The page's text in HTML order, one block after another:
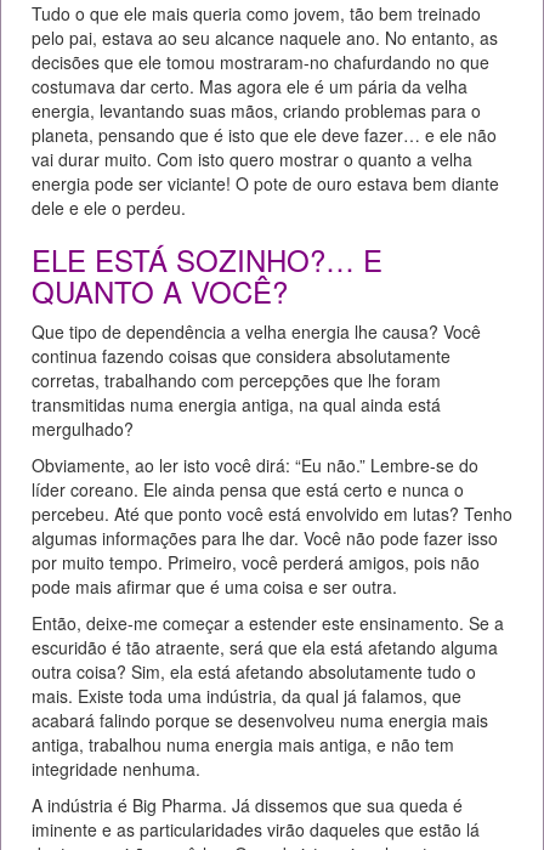
Tudo o que ele mais queria como jovem, tão bem treinado
pelo pai, estava ao seu alcance naquele ano. No entanto, as
decisões que ele tomou mostraram-no chafurdando no que
costumava dar certo. Mas agora ele é um pária da velha
energia, levantando suas mãos, criando problemas para o
planeta, pensando que é isto que ele deve fazer… e ele não
vai durar muito. Com isto quero mostrar o quanto a velha
energia pode ser viciante! O pote de ouro estava bem diante
dele e ele o perdeu.
ELE ESTÁ SOZINHO?… E
QUANTO A VOCÊ?
Que tipo de dependência a velha energia lhe causa? Você
continua fazendo coisas que considera absolutamente
corretas, trabalhando com percepções que lhe foram
transmitidas numa energia antiga, na qual ainda está
mergulhado?
Obviamente, ao ler isto você dirá: “Eu não.” Lembre-se do
líder coreano. Ele ainda pensa que está certo e nunca o
percebeu. Até que ponto você está envolvido em lutas? Tenho
algumas informações para lhe dar. Você não pode fazer isso
por muito tempo. Primeiro, você perderá amigos, pois não
pode mais afirmar que é uma coisa e ser outra.
Então, deixe-me começar a estender este ensinamento. Se a
escuridão é tão atraente, será que ela está afetando alguma
outra coisa? Sim, ela está afetando absolutamente tudo o
mais. Existe toda uma indústria, da qual já falamos, que
acabará falindo porque se desenvolveu numa energia mais
antiga, trabalhou numa energia mais antiga, e não tem
integridade nenhuma.
A indústria é Big Pharma. Já dissemos que sua queda é
iminente e as particularidades virão daqueles que estão lá